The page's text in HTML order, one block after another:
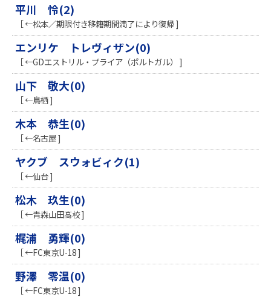
平川 怜(2)
［ ←松本／期限付き移籍期間満了により復帰 ]
エンリケ トレヴィザン(0)
［ ←GDエストリル・プライア（ポルトガル） ]
山下 敬大(0)
［ ←鳥栖 ]
木本 恭生(0)
［ ←名古屋 ]
ヤクブ スウォビィク(1)
［ ←仙台 ]
松木 玖生(0)
［ ←青森山田高校 ]
梶浦 勇輝(0)
［ ←FC東京U-18 ]
野澤 零温(0)
［ ←FC東京U-18 ]